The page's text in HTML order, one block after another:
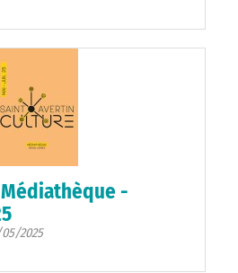
-
2025